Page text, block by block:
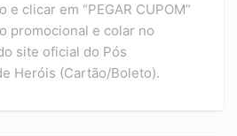
clicar em “PEGAR CUPOM”
promocional e colar no
site oficial do Pós
Heróis (Cartão/Boleto).